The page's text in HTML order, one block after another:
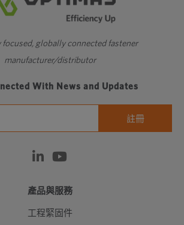
focused, globally connected fastener
manufacturer/distributor
With News and Updates
產品與服務
工程緊固件